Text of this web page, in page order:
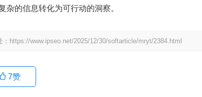
的信息转化为可行动的洞察。
https://www.ipseo.net/2025/12/30/softarticle/mryt/2384.html
7赞